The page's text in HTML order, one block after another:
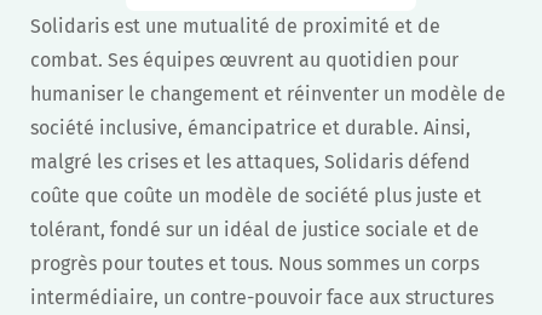
Solidaris est une mutualité de proximité et de
combat. Ses équipes œuvrent au quotidien pour
humaniser le changement et réinventer un modèle de
société inclusive, émancipatrice et durable. Ainsi,
malgré les crises et les attaques, Solidaris défend
coûte que coûte un modèle de société plus juste et
tolérant, fondé sur un idéal de justice sociale et de
progrès pour toutes et tous. Nous sommes un corps
intermédiaire, un contre-pouvoir face aux structures